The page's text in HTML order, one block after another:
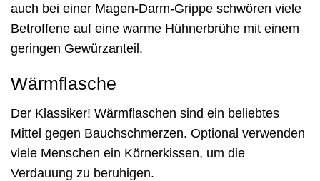
auch bei einer Magen-Darm-Grippe schwören viele
Betroffene auf eine warme Hühnerbrühe mit einem
geringen Gewürzanteil.
Wärmflasche
Der Klassiker! Wärmflaschen sind ein beliebtes
Mittel gegen Bauchschmerzen. Optional verwenden
viele Menschen ein Körnerkissen, um die
Verdauung zu beruhigen.